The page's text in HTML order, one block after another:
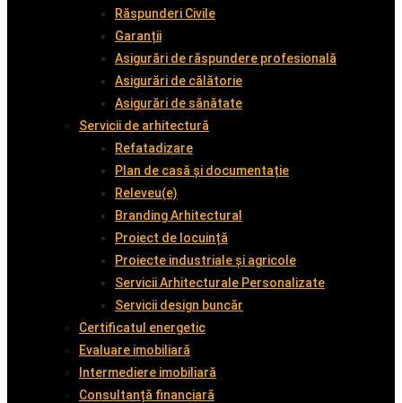
Răspunderi Civile
Garanții
Asigurări de răspundere profesională
Asigurări de călătorie
Asigurări de sănătate
Servicii de arhitectură
Refatadizare
Plan de casă și documentație
Releveu(e)
Branding Arhitectural
Proiect de locuință
Proiecte industriale și agricole
Servicii Arhitecturale Personalizate
Servicii design buncăr
Certificatul energetic
Evaluare imobiliară
Intermediere imobiliară
Consultanță financiară